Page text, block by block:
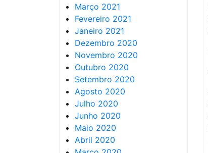
Março 2021
Fevereiro 2021
Janeiro 2021
Dezembro 2020
Novembro 2020
Outubro 2020
Setembro 2020
Agosto 2020
Julho 2020
Junho 2020
Maio 2020
Abril 2020